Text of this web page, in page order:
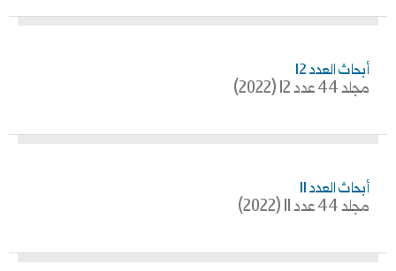
أبحاث العدد 12
مجلد 44 عدد 12 (2022)
أبحاث العدد 11
مجلد 44 عدد 11 (2022)